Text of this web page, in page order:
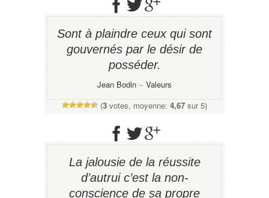
Sont à plaindre ceux qui sont
gouvernés par le désir de
posséder.
Jean Bodin − Valeurs
(3 votes, moyenne: 4,67 sur 5)
La jalousie de la réussite
d’autrui c’est la non-
conscience de sa propre